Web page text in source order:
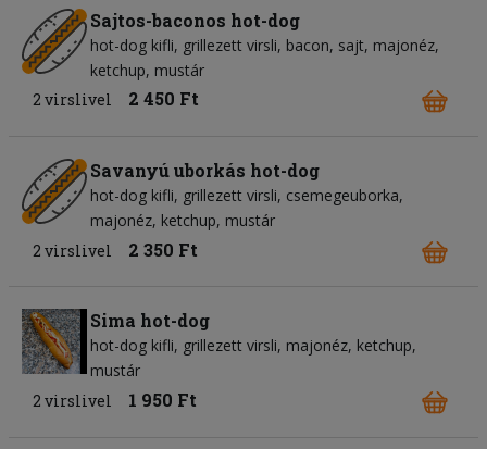
Sajtos-baconos hot-dog
hot-dog kifli grillezett virsli bacon sajt majonéz
ketchup mustár
2 virslivel
2 450 Ft
Savanyú uborkás hot-dog
hot-dog kifli grillezett virsli csemegeuborka
majonéz ketchup mustár
2 virslivel
2 350 Ft
Sima hot-dog
hot-dog kifli grillezett virsli majonéz ketchup
mustár
2 virslivel
1 950 Ft